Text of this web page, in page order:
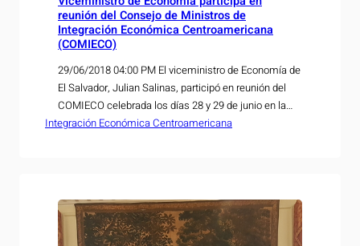
reunión del Consejo de Ministros de
Integración Económica Centroamericana
(COMIECO)
29/06/2018 04:00 PM El viceministro de Economía de
El Salvador, Julian Salinas, participó en reunión del
COMIECO celebrada los días 28 y 29 de junio en la
ciudad de San José, Costa Rica, en la cual se
Integración Económica Centroamericana